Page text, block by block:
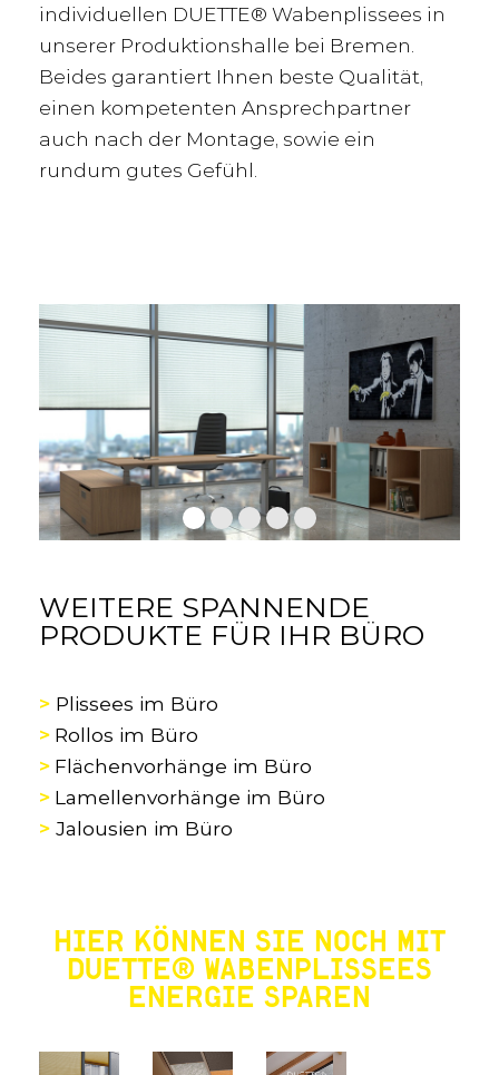
individuellen DUETTE® Wabenplissees in
unserer Produktionshalle bei Bremen.
Beides garantiert Ihnen beste Qualität,
einen kompetenten Ansprechpartner
auch nach der Montage, sowie ein
rundum gutes Gefühl.
WEITERE SPANNENDE
PRODUKTE FÜR IHR BÜRO
> Plissees im Büro
> Rollos im Büro
> Flächenvorhänge im Büro
> Lamellenvorhänge im Büro
> Jalousien im Büro
HIER KÖNNEN SIE NOCH MIT
DUETTE® WABENPLISSEES
ENERGIE SPAREN